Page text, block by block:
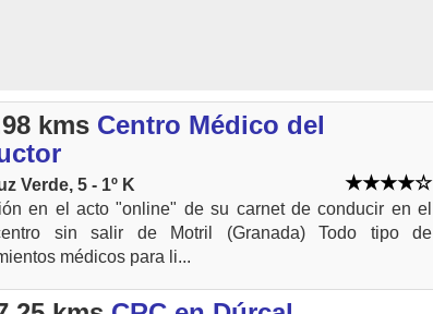
kms Centro Médico del
Verde, 5 - 1º K
en el acto "online" de su carnet de conducir en el
sin salir de Motril (Granada) Todo tipo de
médicos para li...